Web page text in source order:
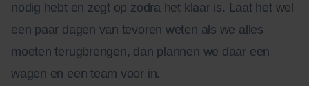
nodig hebt en zegt op zodra het klaar is. Laat het wel
een paar dagen van tevoren weten als we alles
moeten terugbrengen, dan plannen we daar een
wagen en een team voor in.